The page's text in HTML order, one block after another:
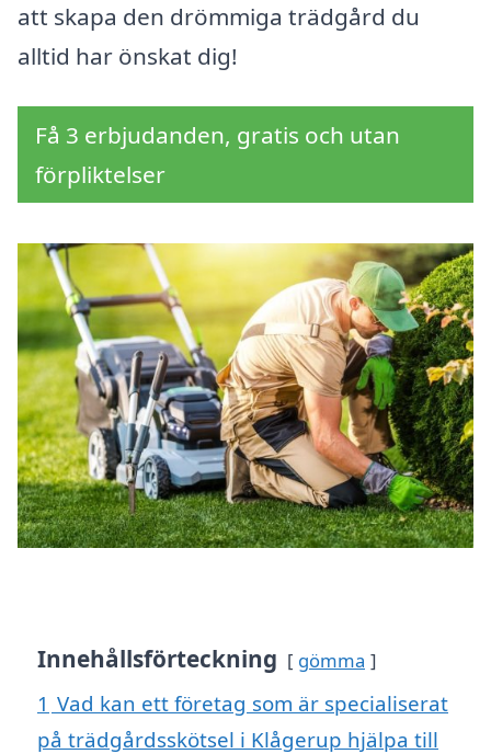
att skapa den drömmiga trädgård du
alltid har önskat dig!
Få 3 erbjudanden, gratis och utan
förpliktelser
Innehållsförteckning gömma
1 Vad kan ett företag som är specialiserat
på trädgårdsskötsel i Klågerup hjälpa till